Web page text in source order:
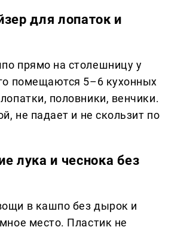
для лопаток и
прямо на столешницу у
помещаются 5–6 кухонных
половники, венчики.
не падает и не скользит по
лука и чеснока без
в кашпо без дырок и
место. Пластик не